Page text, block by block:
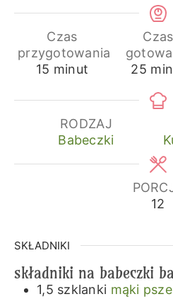
Czas
przygotowania
15 minuty
minut
Czas
25
RODZAJ
Babeczki
12
SKŁADNIKI
składniki na babeczki
1,5 szklanki mąki